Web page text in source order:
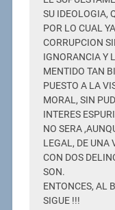
SU IDEOLOGIA,
POR LO CUAL
CORRUPCION
IGNORANCIA Y
MENTIDO TAN
PUESTO A LA
MORAL, SIN
INTERES
NO SERA
LEGAL, DE UNA
CON DOS
SON.
ENTONCES, AL
SIGUE !!!